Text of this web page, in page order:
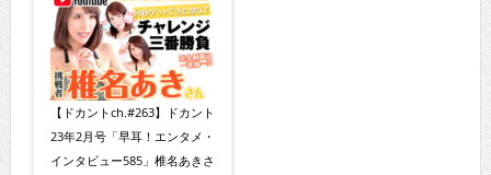
【ドカントch.#263】ドカント
23年2月号「早耳！エンタメ・
インタビュー585」椎名あきさ